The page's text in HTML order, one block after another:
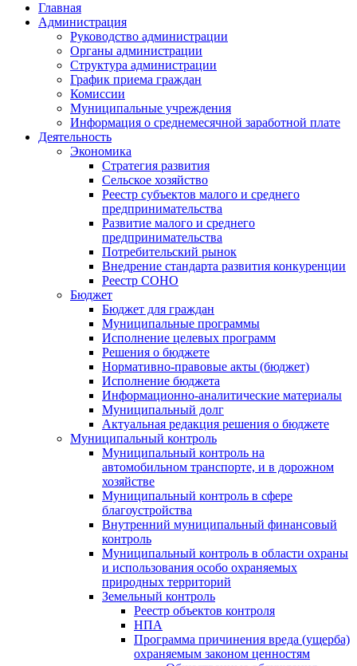
Главная
Администрация
Руководство администрации
Органы администрации
Структура администрации
График приема граждан
Комиссии
Муниципальные учреждения
Информация о среднемесячной заработной плате
Деятельность
Экономика
Стратегия развития
Сельское хозяйство
Реестр субъектов малого и среднего
предпринимательства
Развитие малого и среднего
предпринимательства
Потребительский рынок
Внедрение стандарта развития конкуренции
Реестр СОНО
Бюджет
Бюджет для граждан
Муниципальные программы
Исполнение целевых программ
Решения о бюджете
Нормативно-правовые акты (бюджет)
Исполнение бюджета
Информационно-аналитические материалы
Муниципальный долг
Актуальная редакция решения о бюджете
Муниципальный контроль
Муниципальный контроль на
автомобильном транспорте, и в дорожном
хозяйстве
Муниципальный контроль в сфере
благоустройства
Внутренний муниципальный финансовый
контроль
Муниципальный контроль в области охраны
и использования особо охраняемых
природных территорий
Земельный контроль
Реестр объектов контроля
НПА
Программа причинения вреда (ущерба)
охраняемым законом ценностям